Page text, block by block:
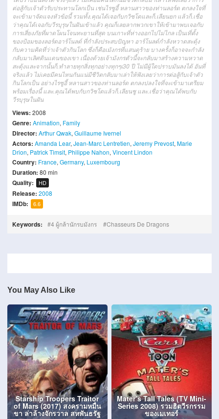
ต่อสู้กับเจ้าตัวรับประทานโลกเป็น เช่นไรซูอี้หลานสาวของท่านลอร์ด ตกลงใจที่
จะเข้ามาจัดแจงหัวข้อนี้ รวมทั้ง.คุณได้เจอกับกวิซโดและก็.เลียนยก แล้วก็.เชื่อ
ว่าคุณได้เจอกับวีรบุรุษในฝันเข้าแล้ว คุณก็เลยลากพวกเขาให้เข้ามาพบเจอกับ
การเสี่ยงภัยที่ผาดโผนโจนทะยานที่สุด บนเกาะที่ห่างออกไปไม่ไกล เป็นเที่ตั้ง
ของป้อมของลอร์ดอาร์โนลด์ที่กำลังประสบปัญหา อาร์โนลด์กำลังหวาดสะดุ้ง
กับความคิดที่ว่าเจ้าตัวกินโลก ซึ่งก็คือเมังกรที่แสนดุร้าย บางครั้งก็อาจจะกำลัง
กลับมาเลิศดินแดนของเขา เนื่องด้วยเจ้ามังกรตัวนี้จะกลับมาสร้างความหวาด
สะดุ้งและจากนั้นก็. ทำลายทุกสิ่งทุกอย่างทุกๆเ30 ปี ไม่มีผู้ใดปราบมันลงได้ อันที่
จริงแล้ว ไม่เคยมีคนไหนกันแน่มีชีวิตกลับมาเล่าให้ฟังเลยว่าการต่อสู้กับเจ้าตัว
กินโลกเป็น อย่างไรซูอี้หลานสาวของท่านลอร์ด ตกลงปลงใจที่จะเข้ามาเตรียม
พร้อมเรื่องนี้ และ.คุณได้พบกับกวิซโดแล้วก็.เลียนชู และ.เชื่อว่าคุณได้พบกับ
วีรบุรุษในฝัน
Views: 2008
Genre: Animation, Family
Director: Arthur Qwak, Guillaume Ivernel
Actors: Amanda Lear, Jean-Marc Lentretien, Jeremy Prevost, Marie
Drion, Patrick Timsit, Philippe Nahon, Vincent Lindon
Country: France, Germany, Luxembourg
Duration: 80 min
Quality: HD
Release: 2008
IMDb: 6.6
Keywords: 4 ผู้กล้านักรบมังกร Chasseurs De Dragons
You May Also Like
Starship Troopers Traitor
of Mars (2017) สงครามหมื่น
ขา ล่าล้างจักรวาล สหพันธรัฐ
Mater’s Tall Tales (TV Mini-
Series 2008) รวมฮิตวีรกรรม
ของเมเทอร์